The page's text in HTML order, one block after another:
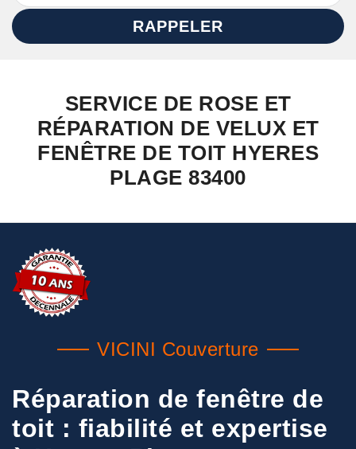
SERVICE DE ROSE ET
RÉPARATION DE VELUX ET
FENÊTRE DE TOIT HYERES
PLAGE 83400
VICINI Couverture
Réparation de fenêtre de
toit : fiabilité et expertise